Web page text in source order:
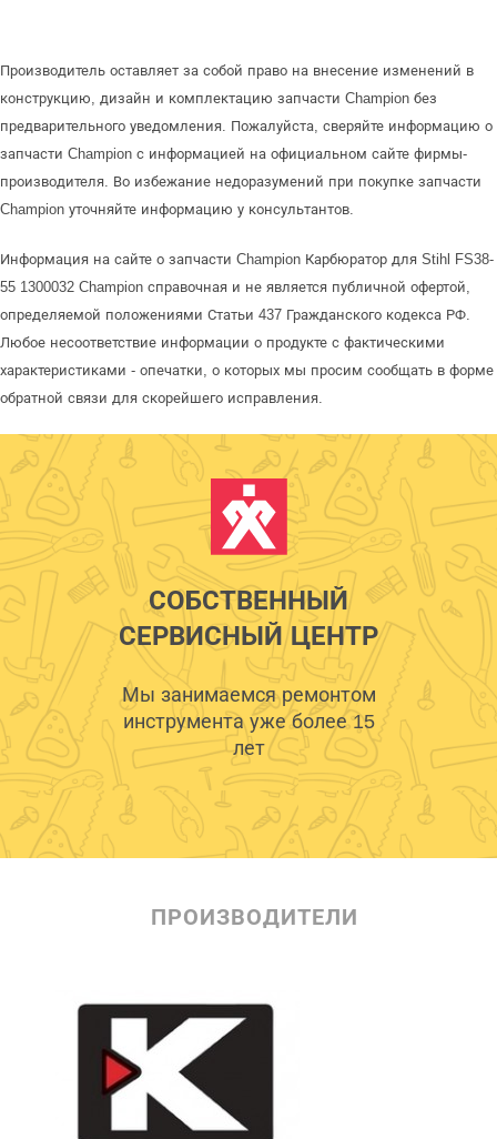
Производитель оставляет за собой право на внесение изменений в
конструкцию, дизайн и комплектацию запчасти Champion без
предварительного уведомления. Пожалуйста, сверяйте информацию о
запчасти Champion с информацией на официальном сайте фирмы-
производителя. Во избежание недоразумений при покупке запчасти
Champion уточняйте информацию у консультантов.
Информация на сайте о запчасти Champion Карбюратор для Stihl FS38-
55 1300032 Champion справочная и не является публичной офертой,
определяемой положениями Статьи 437 Гражданского кодекса РФ.
Любое несоответствие информации о продукте с фактическими
характеристиками - опечатки, о которых мы просим сообщать в форме
обратной связи для скорейшего исправления.
СОБСТВЕННЫЙ
СЕРВИСНЫЙ ЦЕНТР
Мы занимаемся ремонтом
инструмента уже более 15
лет
ПРОИЗВОДИТЕЛИ